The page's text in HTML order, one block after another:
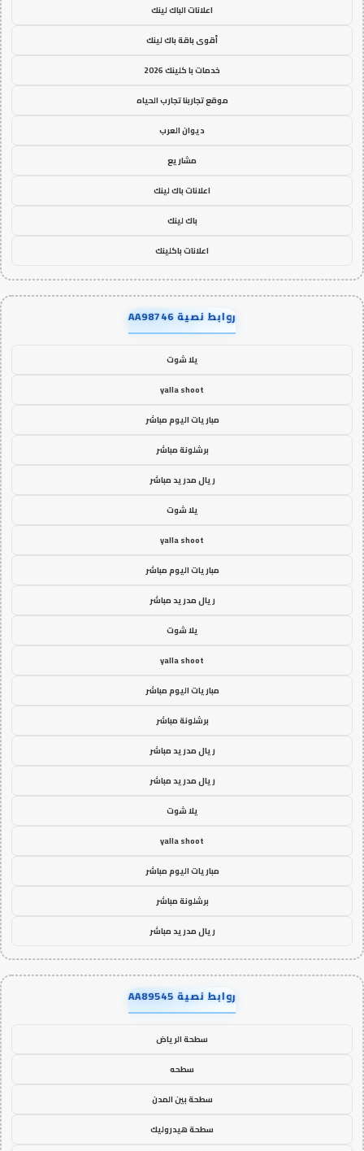
اعلانات الباك لينك
أقوى باقة باك لينك
خدمات با كلينك 2026
موقع تجاربنا تجارب الحياه
ديوان العرب
مشاريع
اعلانات باك لينك
باك لينك
اعلانات باكلينك
روابط نصية AA98746
يلا شوت
yalla shoot
مباريات اليوم مباشر
برشلونة مباشر
ريال مدريد مباشر
يلا شوت
yalla shoot
مباريات اليوم مباشر
ريال مدريد مباشر
يلا شوت
yalla shoot
مباريات اليوم مباشر
برشلونة مباشر
ريال مدريد مباشر
ريال مدريد مباشر
يلا شوت
yalla shoot
مباريات اليوم مباشر
برشلونة مباشر
ريال مدريد مباشر
روابط نصية AA89545
سطحة الرياض
سطحه
سطحة بين المدن
سطحة هيدروليك